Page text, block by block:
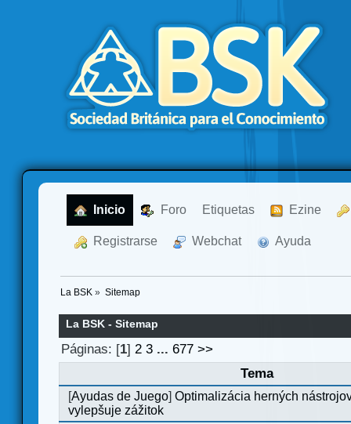
Inicio Foro Etiquetas Ezine
Registrarse Webchat Ayuda
La BSK » Sitemap
La BSK - Sitemap
Páginas: [1]2 3 ...677 >>
Tema
[Ayudas de Juego]Optimalizácia herných
vylepšuje zážitok